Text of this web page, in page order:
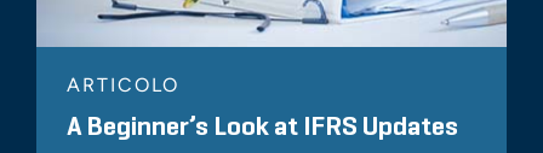
ARTICOLO
A Beginner’s Look at IFRS Updates